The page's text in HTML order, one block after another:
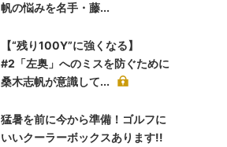
帆の悩みを名手・藤...
【“残り100Y”に強くなる】
#2「左奥」へのミスを防ぐために
桑木志帆が意識して...
猛暑を前に今から準備！ゴルフに
いいクーラーボックスあります!!